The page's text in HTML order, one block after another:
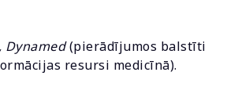
Dynamed(pierādījumos balstīti
resursi medicīnā).